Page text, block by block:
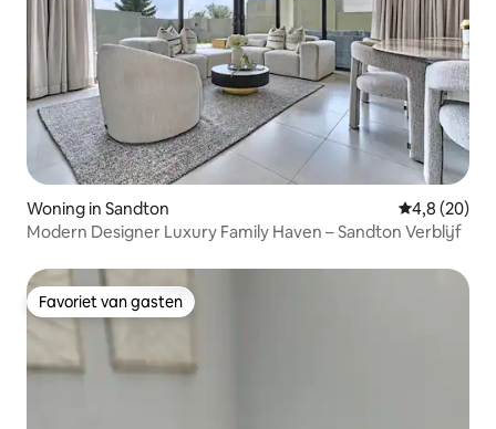
Woning in Sandton Gemiddelde
4,8 (20)
Modern Designer Luxury Family Haven – Sandton Verblijf
Favoriet van gasten
Favoriet van gasten